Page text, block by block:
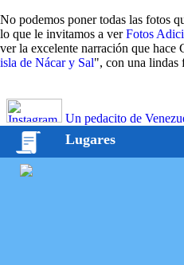
No podemos poner todas las fotos
lo que le invitamos a verFotos
ver la excelente narración que hace
isla de Nácar y Sal", con una lindas
Un pedacito de
Lugares